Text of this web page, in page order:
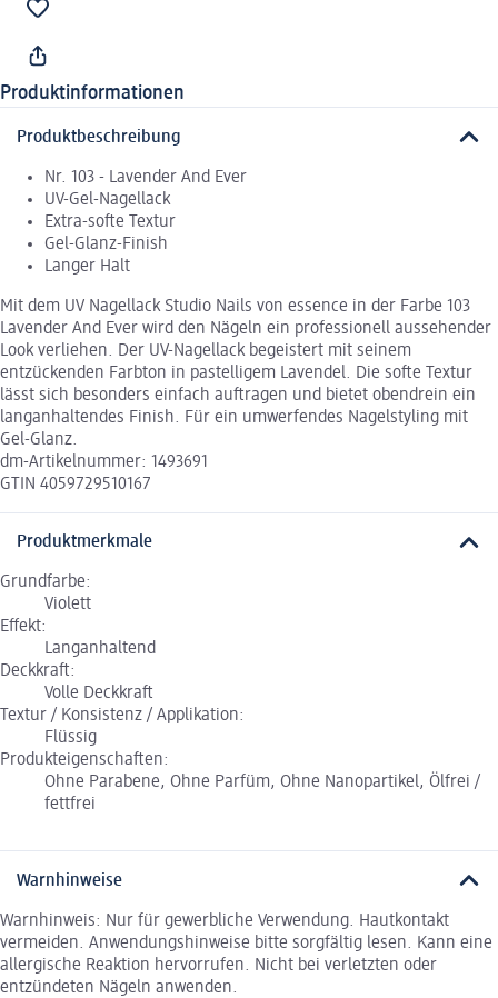
Produktinformationen
Produktbeschreibung
Nr. 103 - Lavender And Ever
UV-Gel-Nagellack
Extra-softe Textur
Gel-Glanz-Finish
Langer Halt
Mit dem UV Nagellack Studio Nails von essence in der Farbe 103
Lavender And Ever wird den Nägeln ein professionell aussehender
Look verliehen. Der UV-Nagellack begeistert mit seinem
entzückenden Farbton in pastelligem Lavendel. Die softe Textur
lässt sich besonders einfach auftragen und bietet obendrein ein
langanhaltendes Finish. Für ein umwerfendes Nagelstyling mit
Gel-Glanz.
dm-Artikelnummer: 1493691
GTIN 4059729510167
Produktmerkmale
Grundfarbe:
Violett
Effekt:
Langanhaltend
Deckkraft:
Volle Deckkraft
Textur / Konsistenz / Applikation:
Flüssig
Produkteigenschaften:
Ohne Parabene, Ohne Parfüm, Ohne Nanopartikel, Ölfrei /
fettfrei
Warnhinweise
Warnhinweis: Nur für gewerbliche Verwendung. Hautkontakt
vermeiden. Anwendungshinweise bitte sorgfältig lesen. Kann eine
allergische Reaktion hervorrufen. Nicht bei verletzten oder
entzündeten Nägeln anwenden.